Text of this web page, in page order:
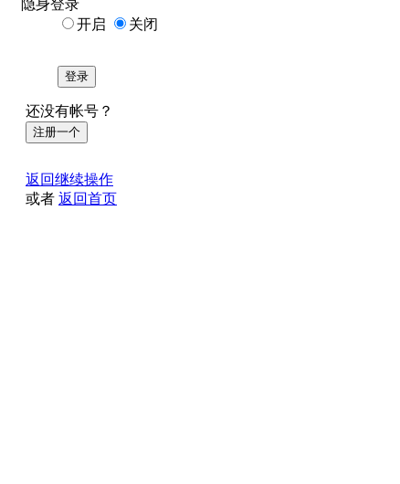
隐身登录
开启
关闭
登录
还没有帐号？
注册一个
返回继续操作
或者 返回首页